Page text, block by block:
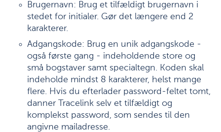
Brugernavn: Brug et tilfældigt brugernavn i
stedet for initialer. Gør det længere end 2
karakterer.
Adgangskode: Brug en unik adgangskode -
også første gang - indeholdende store og
små bogstaver samt specialtegn. Koden skal
indeholde mindst 8 karakterer, helst mange
flere. Hvis du efterlader password-feltet tomt,
danner Tracelink selv et tilfældigt og
komplekst password, som sendes til den
angivne mailadresse.